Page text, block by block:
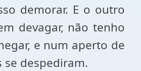
demorar. E o outro
devagar, não tenho
e num aperto de
se despediram.